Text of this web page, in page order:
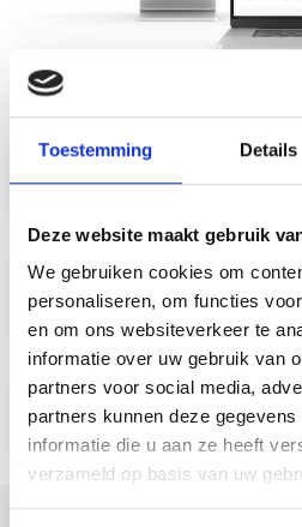
Toestemming Details
Deze website maakt gebruik
We gebruiken cookies om
personaliseren, om functies
en om ons websiteverkeer te
informatie over uw gebruik van
partners voor social media,
partners kunnen deze
informatie die u aan ze heeft
verzameld op basis van uw
Voornaam *
Achternaam *
E-mailadres *
Organisatie *